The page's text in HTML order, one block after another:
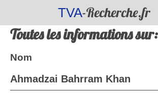
TVA-Recherche.fr
Toutes les informations sur:
Nom
Ahmadzai Bahrram Khan